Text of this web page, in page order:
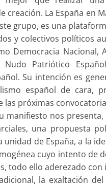
creación. La España en
grupo, es una
y colectivos políticos
Democracia Nacional,
Nudo Patriótico
Su intención es
español de cara,
las próximas
manifiesto nos
una propuesta
unidad de España, a la
cuyo intento de
todo ello aderezado con
la exaltación